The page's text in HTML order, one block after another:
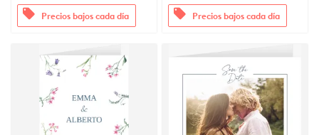
offers Precios bajos cada día offers Precios bajos cada día